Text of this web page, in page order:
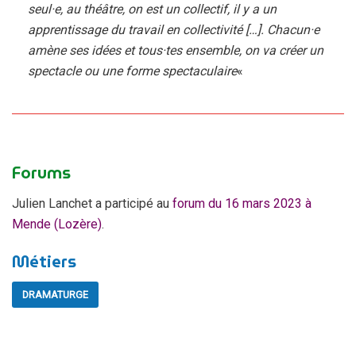
seul·e, au théâtre, on est un collectif, il y a un
apprentissage du travail en collectivité […]. Chacun·e
amène ses idées et tous·tes ensemble, on va créer un
spectacle ou une forme spectaculaire«
Forums
Julien Lanchet a participé au forum du 16 mars 2023 à
Mende (Lozère).
Métiers
DRAMATURGE